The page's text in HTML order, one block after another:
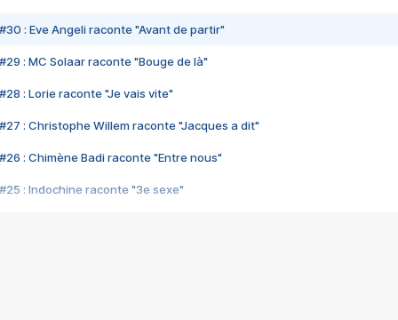
#30 : Eve Angeli raconte "Avant de partir"
#29 : MC Solaar raconte "Bouge de là"
#28 : Lorie raconte "Je vais vite"
#27 : Christophe Willem raconte "Jacques a dit"
#26 : Chimène Badi raconte "Entre nous"
#25 : Indochine raconte "3e sexe"